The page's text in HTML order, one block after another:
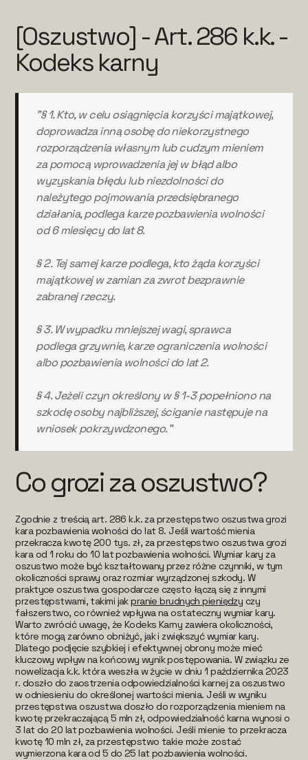
[Oszustwo] - Art. 286 k.k. -
Kodeks karny
"§ 1. Kto, w celu osiągnięcia korzyści majątkowej,
doprowadza inną osobę do niekorzystnego
rozporządzenia własnym lub cudzym mieniem
za pomocą wprowadzenia jej w błąd albo
wyzyskania błędu lub niezdolności do
należytego pojmowania przedsiębranego
działania, podlega karze pozbawienia wolności
od 6 miesięcy do lat 8.
§ 2. Tej samej karze podlega, kto żąda korzyści
majątkowej w zamian za zwrot bezprawnie
zabranej rzeczy.
§ 3. W wypadku mniejszej wagi, sprawca
podlega grzywnie, karze ograniczenia wolności
albo pozbawienia wolności do lat 2.
§ 4. Jeżeli czyn określony w § 1-3 popełniono na
szkodę osoby najbliższej, ściganie następuje na
wniosek pokrzywdzonego."
Co grozi za oszustwo?
Zgodnie z treścią art. 286 k.k. za przestępstwo oszustwa grozi
kara pozbawienia wolności do lat 8. Jeśli wartość mienia
przekracza kwotę 200 tys. zł, za przestępstwo oszustwa grozi
kara od 1 roku do 10 lat pozbawienia wolności. Wymiar kary za
oszustwo może być kształtowany przez różne czynniki, w tym
okoliczności sprawy oraz rozmiar wyrządzonej szkody. W
praktyce oszustwa gospodarcze często łączą się z innymi
przestępstwami, takimi jakpranie brudnych pieniędzy czy
fałszerstwo, co również wpływa na ostateczny wymiar kary.
Warto zwrócić uwagę, że Kodeks Karny zawiera okoliczności,
które mogą zarówno obniżyć, jak i zwiększyć wymiar kary.
Dlatego podjęcie szybkiej i efektywnej obrony może mieć
kluczowy wpływ na końcowy wynik postępowania. W związku ze
nowelizacja k.k. która weszła w życie w dniu 1 października 2023
r. doszło do zaostrzenia odpowiedzialności karnej za oszustwo
w odniesieniu do określonej wartości mienia. Jeśli w wyniku
przestępstwa oszustwa doszło do rozporządzenia mieniem na
kwotę przekraczającą 5 mln zł, odpowiedzialność karna wynosi o
3 lat do 20 lat pozbawienia wolności. Jeśli mienie to przekracza
kwotę 10 mln zł, za przestępstwo takie może zostać
wymierzona kara od 5 do 25 lat pozbawienia wolności.